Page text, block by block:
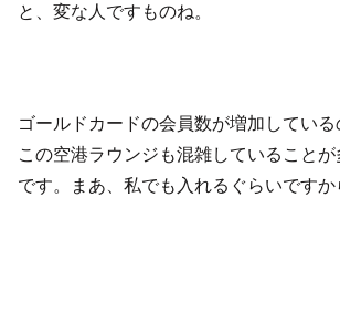
と、変な人ですものね。
ゴールドカードの会員数が増加してい
この空港ラウンジも混雑していること
です。まあ、私でも入れるぐらいですか